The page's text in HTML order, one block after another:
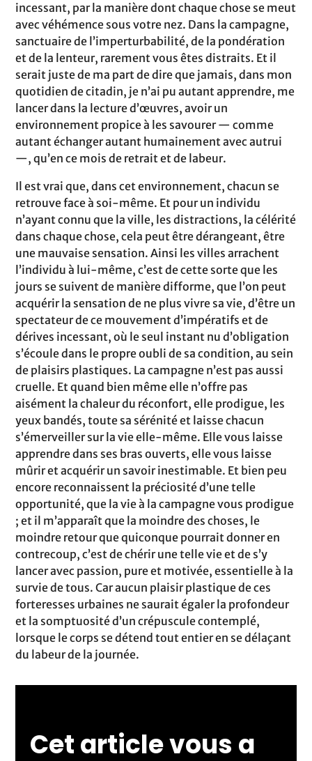
incessant, par la manière dont chaque chose se meut
avec véhémence sous votre nez. Dans la campagne,
sanctuaire de l’imperturbabilité, de la pondération
et de la lenteur, rarement vous êtes distraits. Et il
serait juste de ma part de dire que jamais, dans mon
quotidien de citadin, je n’ai pu autant apprendre, me
lancer dans la lecture d’œuvres, avoir un
environnement propice à les savourer — comme
autant échanger autant humainement avec autrui
—, qu’en ce mois de retrait et de labeur.
Il est vrai que, dans cet environnement, chacun se
retrouve face à soi-même. Et pour un individu
n’ayant connu que la ville, les distractions, la célérité
dans chaque chose, cela peut être dérangeant, être
une mauvaise sensation. Ainsi les villes arrachent
l’individu à lui-même, c’est de cette sorte que les
jours se suivent de manière difforme, que l’on peut
acquérir la sensation de ne plus vivre sa vie, d’être un
spectateur de ce mouvement d’impératifs et de
dérives incessant, où le seul instant nu d’obligation
s’écoule dans le propre oubli de sa condition, au sein
de plaisirs plastiques. La campagne n’est pas aussi
cruelle. Et quand bien même elle n’offre pas
aisément la chaleur du réconfort, elle prodigue, les
yeux bandés, toute sa sérénité et laisse chacun
s’émerveiller sur la vie elle-même. Elle vous laisse
apprendre dans ses bras ouverts, elle vous laisse
mûrir et acquérir un savoir inestimable. Et bien peu
encore reconnaissent la préciosité d’une telle
opportunité, que la vie à la campagne vous prodigue
; et il m’apparaît que la moindre des choses, le
moindre retour que quiconque pourrait donner en
contrecoup, c’est de chérir une telle vie et de s’y
lancer avec passion, pure et motivée, essentielle à la
survie de tous. Car aucun plaisir plastique de ces
forteresses urbaines ne saurait égaler la profondeur
et la somptuosité d’un crépuscule contemplé,
lorsque le corps se détend tout entier en se délaçant
du labeur de la journée.
Cet article vous a